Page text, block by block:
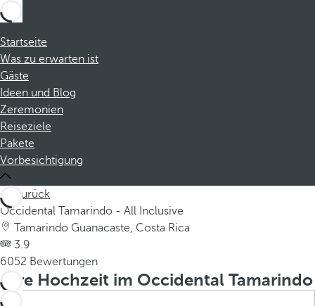
Startseite
Was zu erwarten ist
Gäste
Ideen und Blog
Zeremonien
Reiseziele
Pakete
Vorbesichtigung
Zurück
Occidental Tamarindo - All Inclusive
Tamarindo Guanacaste, Costa Rica
3.9
6052 Bewertungen
Ihre Hochzeit im Occidental Tamarindo